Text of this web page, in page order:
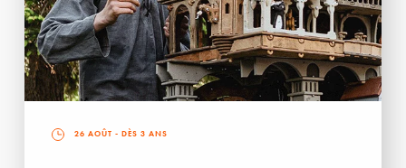
26 AOÛT - DÈS 3 ANS